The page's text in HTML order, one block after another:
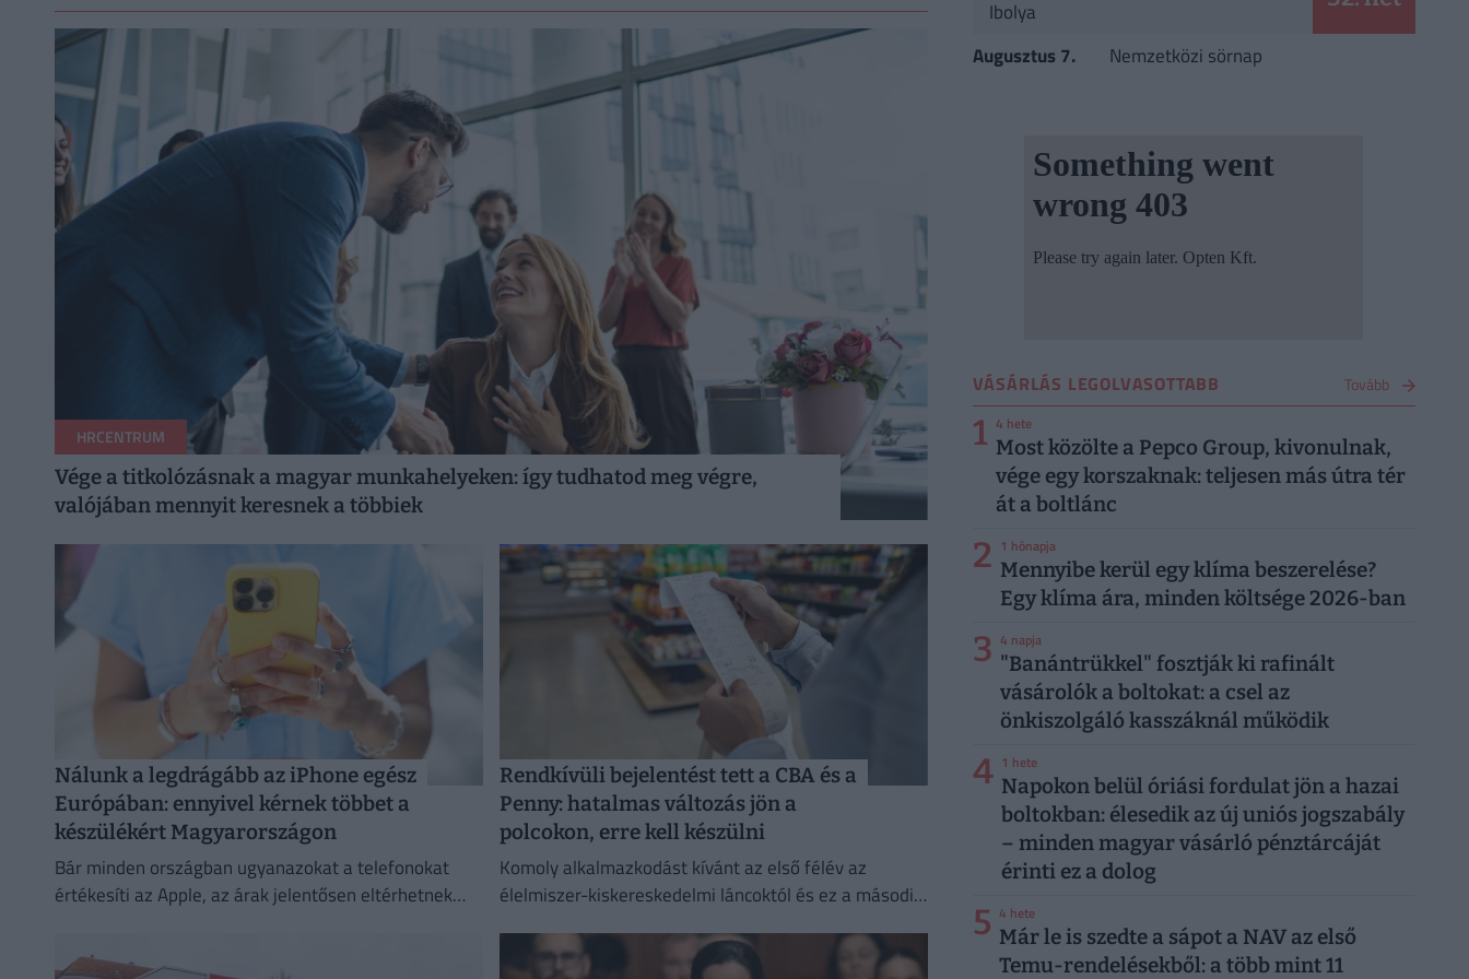
HRCENTRUM
Vége a titkolózásnak a magyar munkahelyeken: így tudhatod meg végre,
valójában mennyit keresnek a többiek
Nálunk a legdrágább az iPhone egész
Európában: ennyivel kérnek többet a
készülékért Magyarországon
Bár minden országban ugyanazokat a telefonokat
értékesíti az Apple, az árak jelentősen eltérhetnek
Rendkívüli bejelentést tett a CBA és a
Penny: hatalmas változás jön a
polcokon, erre kell készülni
Komoly alkalmazkodást kívánt az első félév az
élelmiszer-kiskereskedelmi láncoktól és ez a második
Ibolya
Augusztus 7. Nemzetközi sörnap
VÁSÁRLÁS LEGOLVASOTTABB Tovább
1 4 hete
Most közölte a Pepco Group, kivonulnak,
vége egy korszaknak: teljesen más útra tér
át a boltlánc
2 1 hónapja
Mennyibe kerül egy klíma beszerelése?
Egy klíma ára, minden költsége 2026-ban
3 4 napja
"Banántrükkel" fosztják ki rafinált
vásárolók a boltokat: a csel az
önkiszolgáló kasszáknál működik
4 1 hete
Napokon belül óriási fordulat jön a hazai
boltokban: élesedik az új uniós jogszabály
– minden magyar vásárló pénztárcáját
érinti ez a dolog
5 4 hete
Már le is szedte a sápot a NAV az első
Temu-rendelésekből: a több mint 11